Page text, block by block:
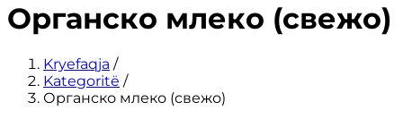
Органско млеко (свежо)
Kryefaqja /
Kategoritë /
Органско млеко (свежо)